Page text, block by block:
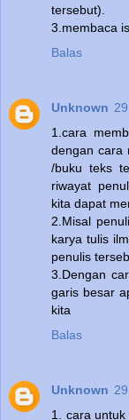
tersebut).
3.membaca
Balas
Unknown
1.cara
dengan cara
/buku teks
riwayat
kita dapat
2.Misal
karya tulis
penulis
3.Dengan
garis besar
kita
Balas
Unknown
1. cara